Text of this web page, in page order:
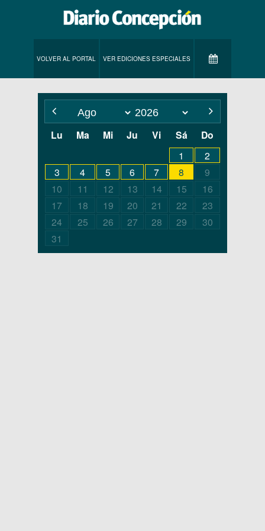
VOLVER AL PORTAL VER EDICIONES ESPECIALES
Lu Ma Mi Ju Vi Sá Do
1
2
3
4 5 6 7 8
9
10
11 12 13 14 15
16
17
18 19 20 21 22
23
24
25 26 27 28 29
30
31